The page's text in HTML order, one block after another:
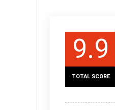
9.9
TOTAL SCORE